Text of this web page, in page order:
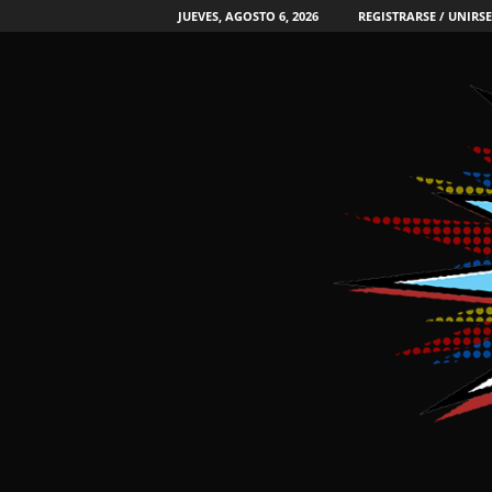
JUEVES, AGOSTO 6, 2026 REGISTRARSE / UNIRSE